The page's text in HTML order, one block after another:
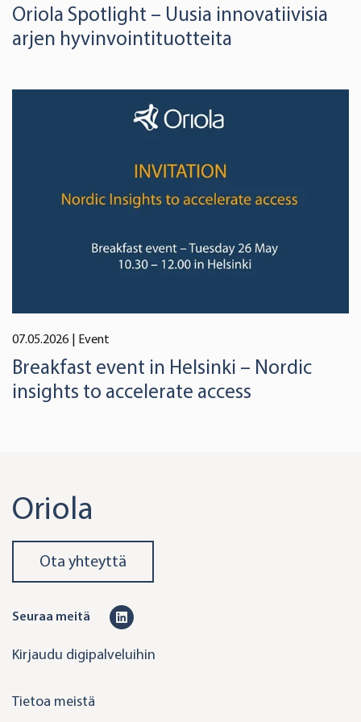
Oriola Spotlight – Uusia innovatiivisia
arjen hyvinvointituotteita
07.05.2026 | Event
Breakfast event in Helsinki – Nordic
insights to accelerate access
Oriola
Ota yhteyttä
Seuraa meitä
n
Kirjaudu digipalveluihin
Tietoa meistä